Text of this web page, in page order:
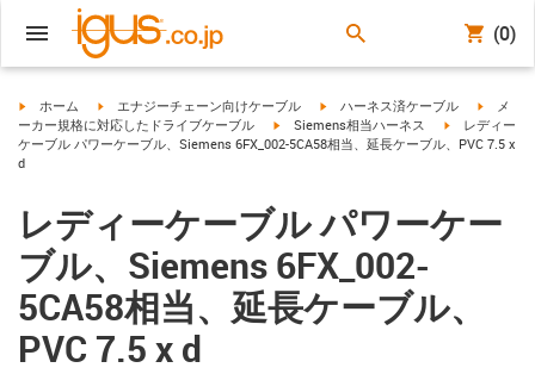
(0)
igus-icon-arrow-right
ホーム igus-icon-arrow-right
エナジーチェーン向けケーブル igus-icon-arrow-right
ハーネス済ケーブル igus-
メ
ーカー規格に対応したドライブケーブル
igus-icon-arrow-right
Siemens相当ハーネス igus-icon-
レディー
ケーブル パワーケーブル、Siemens 6FX_002-5CA58相当、延長ケーブル、PVC 7.5 x
d
レディーケーブル パワーケー
ブル、Siemens 6FX_002-
5CA58相当、延長ケーブル、
PVC 7.5 x d